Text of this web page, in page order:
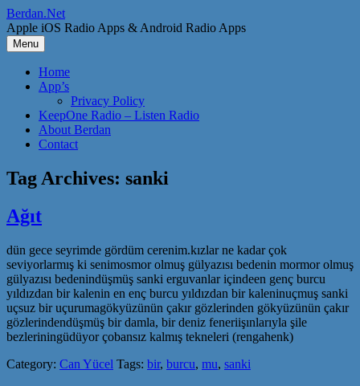
Skip
to
content
Berdan.Net
Apple iOS Radio Apps & Android Radio Apps
Menu
Home
App’s
Privacy Policy
KeepOne Radio – Listen Radio
About Berdan
Contact
Tag Archives: sanki
Ağıt
dün gece seyrimde gördüm cerenim.kızlar ne kadar çok
seviyorlarmış ki senimosmor olmuş gülyazısı bedenin mormor olmuş
gülyazısı bedenindüşmüş sanki erguvanlar içindeen genç burcu
yıldızdan bir kalenin en enç burcu yıldızdan bir kaleninuçmuş sanki
uçsuz bir uçurumagökyüzünün çakır gözlerinden gökyüzünün çakır
gözlerindendüşmüş bir damla, bir deniz feneriişınlarıyla şile
bezleriningüdüyor çobansız kalmış tekneleri (rengahenk)
Category: Can Yücel Tags: bir, burcu, mu, sanki